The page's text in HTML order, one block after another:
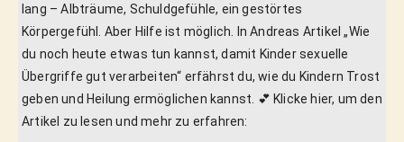
lang – Albträume, Schuldgefühle, ein gestörtes
Körpergefühl. Aber Hilfe ist möglich. In Andreas Artikel „Wie
du noch heute etwas tun kannst, damit Kinder sexuelle
Übergriffe gut verarbeiten“ erfährst du, wie du Kindern Trost
geben und Heilung ermöglichen kannst. 💕 Klicke hier, um den
Artikel zu lesen und mehr zu erfahren: